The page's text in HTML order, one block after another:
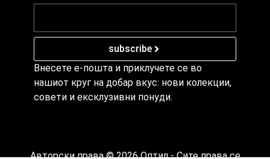
subscribe
Внесете е-пошта и приклучете се во
нашиот круг на добар вкус: нови колекции,
совети и ексклузивни понуди.
Авторски права © 2026 Оптил - Сите права се